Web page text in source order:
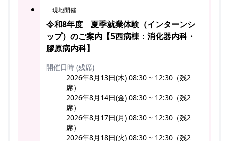
現地開催
令和8年度 夏季就業体験（インターンシ
ップ）のご案内【5西病棟：消化器内科・
膠原病内科】
開催日時 (残席)
2026年8月13日(木) 08:30 ~ 12:30（残2
席）
2026年8月14日(金) 08:30 ~ 12:30（残2
席）
2026年8月17日(月) 08:30 ~ 12:30（残2
席）
2026年8月18日(火) 08:30 ~ 12:30（残2